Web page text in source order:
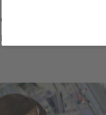
outils sont au
recherche